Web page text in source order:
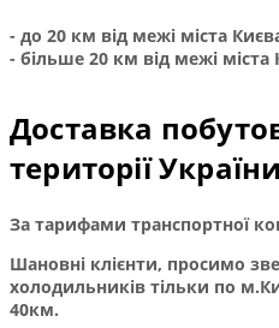
- до 20 км від межі міста
- більше 20 км від межі
Доставка
території
За тарифами транспортної
Шановні клієнти, просимо
холодильників тільки по
40км.